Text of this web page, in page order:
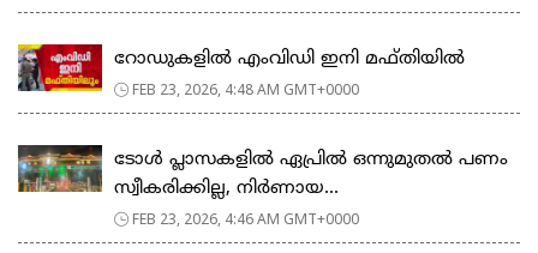
റോഡുകളില്‍ എംവിഡി ഇനി മഫ്തിയില്‍
FEB 23, 2026, 4:48 AM GMT+0000
ടോള്‍ പ്ലാസകളില്‍ ഏപ്രില്‍ ഒന്നുമുതല്‍ പണം
സ്വീകരിക്കില്ല, നിര്‍ണായ...
FEB 23, 2026, 4:46 AM GMT+0000